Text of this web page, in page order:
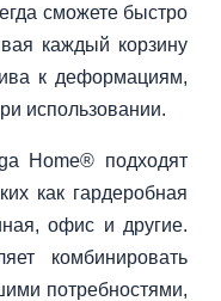
сможете быстро
каждый корзину
к деформациям,
использовании.
Home® подходят
как гардеробная
офис и другие.
комбинировать
потребностями,